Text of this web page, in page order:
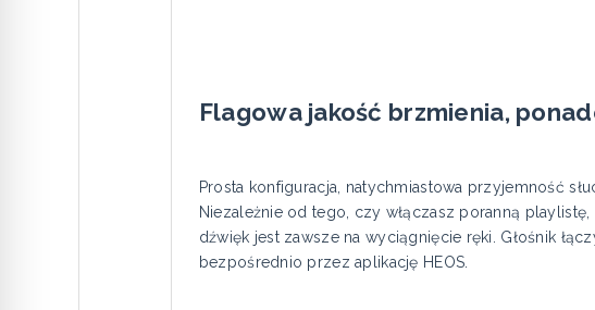
Flagowa jakość brzmienia,
Prosta konfiguracja, natychmiastowa przyjemność
Niezależnie od tego, czy włączasz poranną
dźwięk jest zawsze na wyciągnięcie ręki. Głośnik
bezpośrednio przez aplikację HEOS.